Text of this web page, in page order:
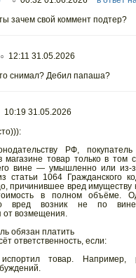
зачем свой коммент подтер?
○ 12:11 31.05.2026
снимал? Дебил папаша?
10:19 31.05.2026
РФ,
магазине товар только в том
вине — умышленно или из-
статьи 1064 Гражданского
причинившее вред имуществу
в полном объёме.
вред возник не по
от возмещения.
обязан платить
ответственность, если:
товар. Например,